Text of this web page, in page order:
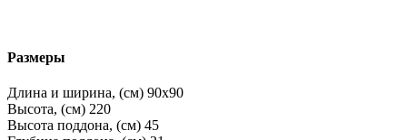
Размеры
Длина и ширина, (см) 90x90
Высота, (см) 220
Высота поддона, (см) 45